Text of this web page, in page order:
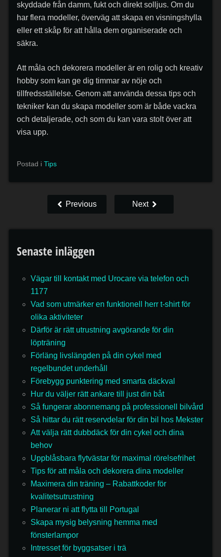
skyddade från damm, fukt och direkt solljus. Om du
har flera modeller, överväg att skapa en visningshylla
eller ett skåp för att hålla dem organiserade och
säkra.
Att måla och dekorera modeller är en rolig och kreativ
hobby som kan ge dig timmar av nöje och
tillfredsställelse. Genom att använda dessa tips och
tekniker kan du skapa modeller som är både vackra
och detaljerade, och som du kan vara stolt över att
visa upp.
Postad iTips
Previous Next
Senaste inläggen
Vägar till kontakt med Urocare via telefon och
1177
Vad som utmärker en funktionell herr t-shirt för
olika aktiviteter
Därför är rätt utrustning avgörande för din
löpträning
Förläng livslängden på din cykel med
regelbundet underhåll
Förebygg punktering med smarta däckval
Hur du väljer rätt ankare till just din båt
Så fungerar abonnemang på professionell bilvård
Så hittar du rätt reservdelar för din bil hos Mekster
Att välja rätt dubbdäck för din cykel och dina
behov
Uppblåsbara flytvästar för maximal rörelsefrihet
Tips för att måla och dekorera dina modeller
Maximera din träning – Rabattkoder för
kvalitetsutrustning
Planerar ni att flytta till Portugal
Skapa mysig belysning hemma med
fönsterlampor
Intresset för byggsatser i trä